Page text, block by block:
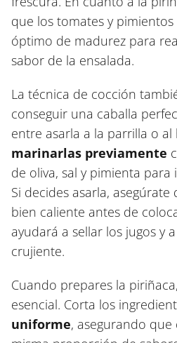
que los tomates y
óptimo de madurez para
sabor de la ensalada.
La técnica de cocción
conseguir una caballa
entre asarla a la parrilla o
marinarlas previamente
de oliva, sal y pimienta para
Si decides asarla,
bien caliente antes de
ayudará a sellar los jugos y
crujiente.
Cuando prepares la
esencial. Corta los
uniforme, asegurando